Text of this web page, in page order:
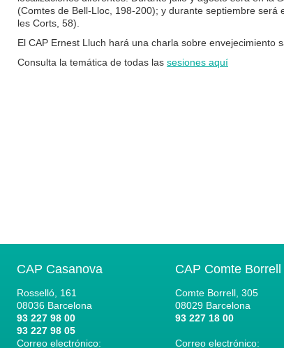
(Comtes de Bell-Lloc, 198-200); y durante septiembre
les Corts, 58).
El CAP Ernest Lluch hará una charla sobre envejecimiento
Consulta la temática de todas las sesiones aquí
CAP Casanova
Rosselló, 161
08036 Barcelona
93 227 98 00
93 227 98 05
Correo electrónico:
CAP Comte Borrell
Comte Borrell, 305
08029 Barcelona
93 227 18 00
Correo electrónico: